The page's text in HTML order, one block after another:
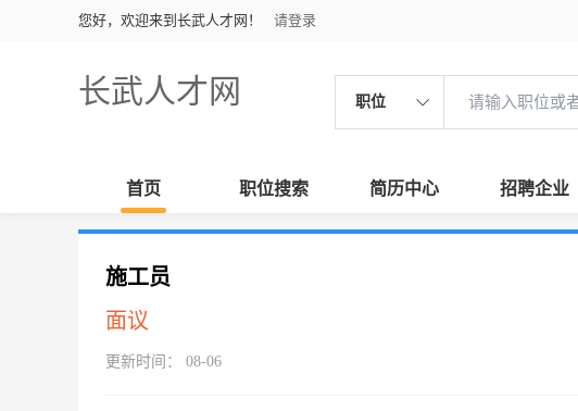
您好，欢迎来到长武人才网！ 请登录
长武人才网 职位
首页 职位搜索 简历中心 招聘企业
施工员
面议
更新时间： 08-06